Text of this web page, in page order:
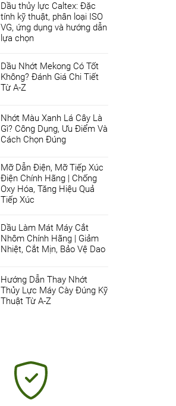
Dầu thủy lực Caltex: Đặc
tính kỹ thuật, phân loại ISO
VG, ứng dụng và hướng dẫn
lựa chọn
Dầu Nhớt Mekong Có Tốt
Không? Đánh Giá Chi Tiết
Từ A-Z
Nhớt Màu Xanh Lá Cây Là
Gì? Công Dụng, Ưu Điểm Và
Cách Chọn Đúng
Mỡ Dẫn Điện, Mỡ Tiếp Xúc
Điện Chính Hãng | Chống
Oxy Hóa, Tăng Hiệu Quả
Tiếp Xúc
Dầu Làm Mát Máy Cắt
Nhôm Chính Hãng | Giảm
Nhiệt, Cắt Mịn, Bảo Vệ Dao
Hướng Dẫn Thay Nhớt
Thủy Lực Máy Cày Đúng Kỹ
Thuật Từ A-Z